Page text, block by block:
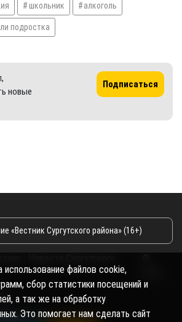
школьник алкоголь
подростка
новые
Подписаться
«Вестник Сургутского района» (16+)
использование файлов cookie,
сбор статистики посещений и
а так же на обработку
Это помогает нам сделать сайт